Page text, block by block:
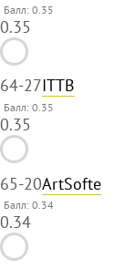
Балл: 0.35
0.35
64-27ITTB
Балл: 0.35
0.35
65-20ArtSofte
Балл: 0.34
0.34